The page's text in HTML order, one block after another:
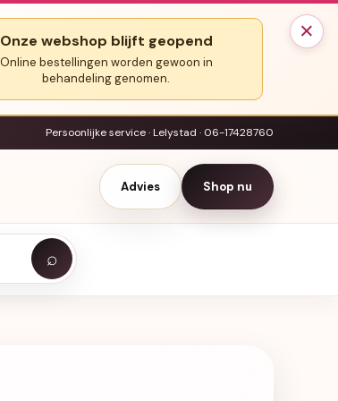
×
Onze webshop blijft geopend
Online bestellingen worden gewoon in
behandeling genomen.
Persoonlijke service · Lelystad · 06-17428760
Advies Shop nu
⌕